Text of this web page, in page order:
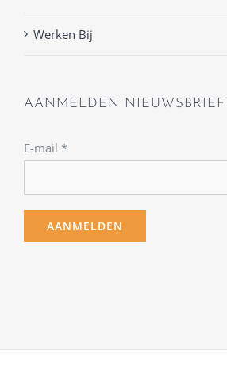
Werken Bij
AANMELDEN NIEUWSBRIEF
E-mail *